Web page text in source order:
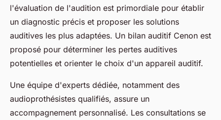
l'évaluation de l'audition est primordiale pour établir
un diagnostic précis et proposer les solutions
auditives les plus adaptées. Un bilan auditif Cenon est
proposé pour déterminer les pertes auditives
potentielles et orienter le choix d'un appareil auditif.
Une équipe d'experts dédiée, notamment des
audioprothésistes qualifiés, assure un
accompagnement personnalisé. Les consultations se